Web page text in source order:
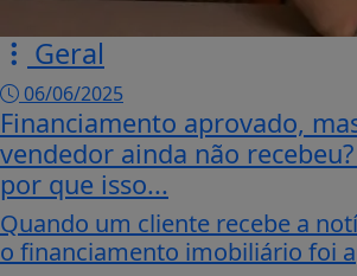
Geral
06/06/2025
Financiamento aprovado,
vendedor ainda não
por que isso...
Quando um cliente recebe a
o financiamento imobiliário foi